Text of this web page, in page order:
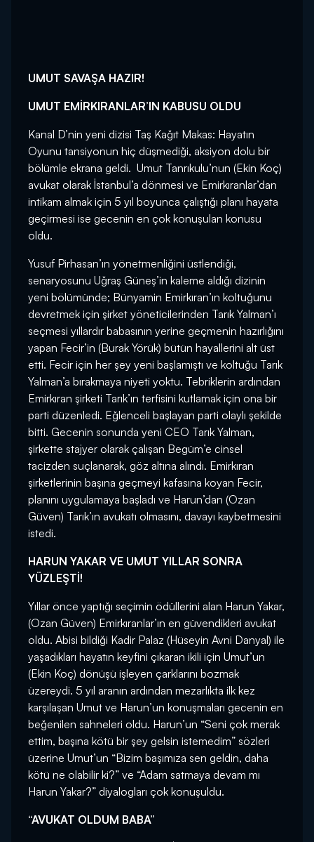
UMUT SAVAŞA HAZIR!
UMUT EMİRKIRANLAR’IN KABUSU OLDU
Kanal D’nin yeni dizisi Taş Kağıt Makas: Hayatın
Oyunu tansiyonun hiç düşmediği, aksiyon dolu bir
bölümle ekrana geldi. Umut Tanrıkulu’nun (Ekin Koç)
avukat olarak İstanbul’a dönmesi ve Emirkıranlar’dan
intikam almak için 5 yıl boyunca çalıştığı planı hayata
geçirmesi ise gecenin en çok konuşulan konusu
oldu.
Yusuf Pirhasan’ın yönetmenliğini üstlendiği,
senaryosunu Uğraş Güneş’in kaleme aldığı dizinin
yeni bölümünde; Bünyamin Emirkıran’ın koltuğunu
devretmek için şirket yöneticilerinden Tarık Yalman’ı
seçmesi yıllardır babasının yerine geçmenin hazırlığını
yapan Fecir’in (Burak Yörük) bütün hayallerini alt üst
etti. Fecir için her şey yeni başlamıştı ve koltuğu Tarık
Yalman’a bırakmaya niyeti yoktu. Tebriklerin ardından
Emirkıran şirketi Tarık’ın terfisini kutlamak için ona bir
parti düzenledi. Eğlenceli başlayan parti olaylı şekilde
bitti. Gecenin sonunda yeni CEO Tarık Yalman,
şirkette stajyer olarak çalışan Begüm’e cinsel
tacizden suçlanarak, göz altına alındı. Emirkıran
şirketlerinin başına geçmeyi kafasına koyan Fecir,
planını uygulamaya başladı ve Harun’dan (Ozan
Güven) Tarık’ın avukatı olmasını, davayı kaybetmesini
istedi.
HARUN YAKAR VE UMUT YILLAR SONRA
YÜZLEŞTİ!
Yıllar önce yaptığı seçimin ödüllerini alan Harun Yakar,
(Ozan Güven) Emirkıranlar’ın en güvendikleri avukat
oldu. Abisi bildiği Kadir Palaz (Hüseyin Avni Danyal) ile
yaşadıkları hayatın keyfini çıkaran ikili için Umut’un
(Ekin Koç) dönüşü işleyen çarklarını bozmak
üzereydi. 5 yıl aranın ardından mezarlıkta ilk kez
karşılaşan Umut ve Harun’un konuşmaları gecenin en
beğenilen sahneleri oldu. Harun’un “Seni çok merak
ettim, başına kötü bir şey gelsin istemedim” sözleri
üzerine Umut’un “Bizim başımıza sen geldin, daha
kötü ne olabilir ki?” ve “Adam satmaya devam mı
Harun Yakar?” diyalogları çok konuşuldu.
“AVUKAT OLDUM BABA”